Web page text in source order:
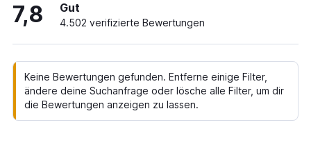
7,8 Gut
4.502 verifizierte Bewertungen
Keine Bewertungen gefunden. Entferne einige Filter,
ändere deine Suchanfrage oder lösche alle Filter, um dir
die Bewertungen anzeigen zu lassen.